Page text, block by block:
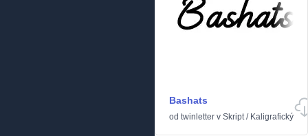
Bashats
od twinletter v Skript/ Kaligrafický